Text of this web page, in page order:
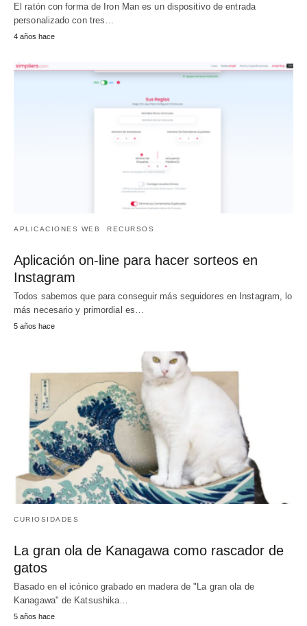
El ratón con forma de Iron Man es un dispositivo de entrada
personalizado con tres…
4 años hace
APLICACIONES WEB RECURSOS
Aplicación on-line para hacer sorteos en
Instagram
Todos sabemos que para conseguir más seguidores en Instagram, lo
más necesario y primordial es…
5 años hace
CURIOSIDADES
La gran ola de Kanagawa como rascador de
gatos
Basado en el icónico grabado en madera de "La gran ola de
Kanagawa" de Katsushika…
5 años hace